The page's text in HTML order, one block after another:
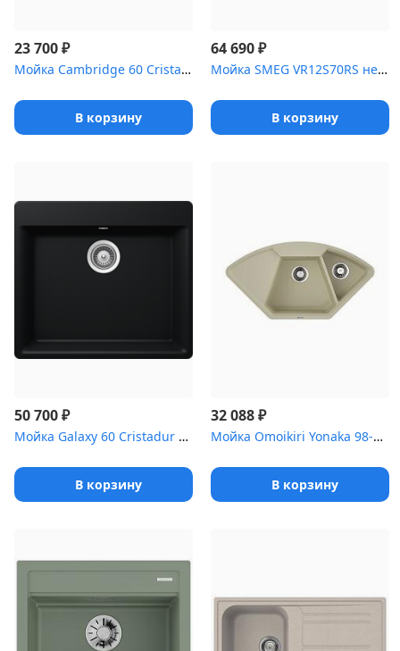
23 700₽
Мойка Cambridge 60 Cristalite эверест
В корзину
64 690₽
Мойка SMEG VR12S70RS нержавеющая сталь матовая
В корзину
50 700₽
Мойка Galaxy 60 Cristadur пуро
В корзину
32 088₽
Мойка Omoikiri Yonaka 98-C-BE Artgranit/ваниль
В корзину